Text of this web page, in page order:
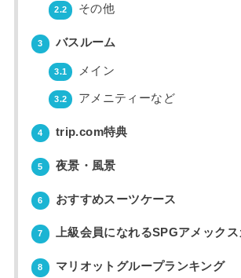
2.2 その他
3 バスルーム
3.1 メイン
3.2 アメニティーなど
4 trip.com特典
5 夜景・風景
6 おすすめスーツケース
7 上級会員になれるSPGアメックス
8 マリオットグループランキング